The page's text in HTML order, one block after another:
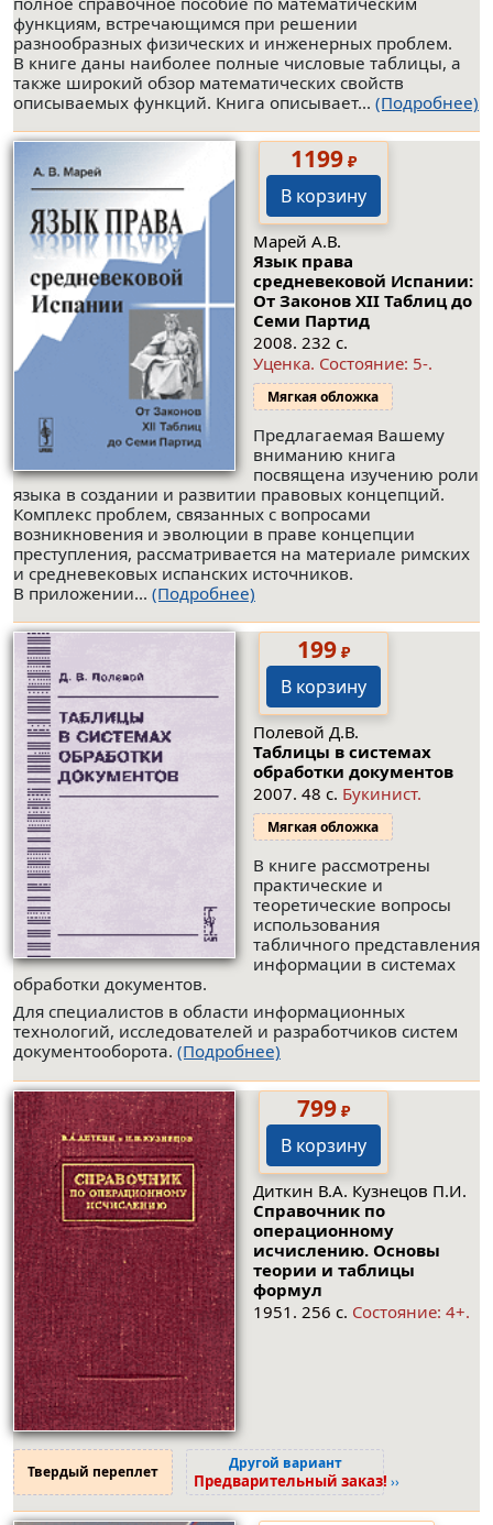
функциям, встречающимся при решении
разнообразных физических и инженерных проблем.
В книге даны наиболее полные числовые таблицы, а
также широкий обзор математических свойств
описываемых функций. Книга описывает... (Подробнее)
1199₽
В корзину
Марей А.В.
Язык права
средневековой Испании:
От Законов XII Таблиц до
Семи Партид
2008. 232 с.
Уценка. Состояние: 5-.
Мягкая обложка
Предлагаемая Вашему
вниманию книга
посвящена изучению роли
языка в создании и развитии правовых концепций.
Комплекс проблем, связанных с вопросами
возникновения и эволюции в праве концепции
преступления, рассматривается на материале римских
и средневековых испанских источников.
В приложении... (Подробнее)
199₽
В корзину
Полевой Д.В.
Таблицы в системах
обработки документов
2007. 48 с. Букинист.
Мягкая обложка
В книге рассмотрены
практические и
теоретические вопросы
использования
табличного представления
информации в системах
обработки документов.
Для специалистов в области информационных
технологий, исследователей и разработчиков систем
документооборота. (Подробнее)
799₽
В корзину
Диткин В.А. Кузнецов П.И.
Справочник по
операционному
исчислению. Основы
теории и таблицы
формул
1951. 256 с. Состояние: 4+.
Твердый переплет Другой вариант
Предварительный заказ! ››